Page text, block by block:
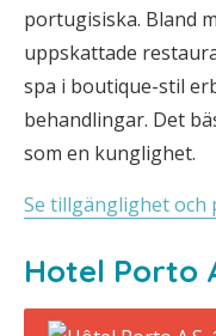
portugisiska. Bland
uppskattade
spa i boutique-stil
behandlingar. Det
som en kunglighet.
Se tillgänglighet och
Hotel Porto